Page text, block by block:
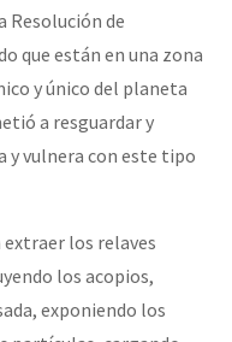
Resolución de
que están en una zona
y único del planeta
a resguardar y
y vulnera con este tipo
extraer los relaves
los acopios,
exponiendo los